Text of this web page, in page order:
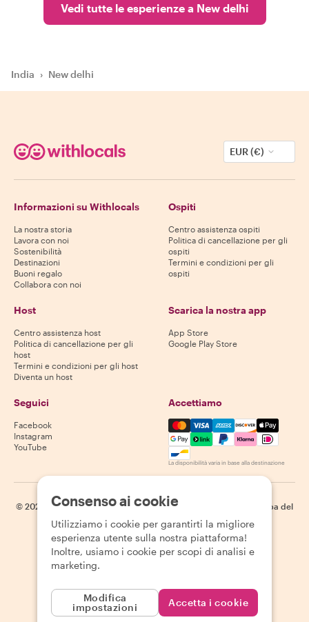
Vedi tutte le esperienze a New delhi
India › New delhi
EUR (€)
Informazioni su Withlocals
La nostra storia
Lavora con noi
Sostenibilità
Destinazioni
Buoni regalo
Collabora con noi
Ospiti
Centro assistenza ospiti
Politica di cancellazione per gli
ospiti
Termini e condizioni per gli
ospiti
Host
Centro assistenza host
Politica di cancellazione per gli
host
Termini e condizioni per gli host
Diventa un host
Scarica la nostra app
App Store
Google Play Store
Seguici
Facebook
Instagram
YouTube
Accettiamo
Mastercard, Visa, Amex,
La disponibilità varia in base alla destinazione
© 2026 Withlocals.com | Informativa sulla privacy
Mappa del
Consenso ai cookie
Utilizziamo i cookie per garantirti la migliore
esperienza utente sulla nostra piattaforma!
Inoltre, usiamo i cookie per scopi di analisi e
marketing.
Modifica
impostazioni
Accetta i cookie